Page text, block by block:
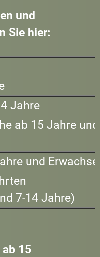
und
Sie hier:
Jahre
ab 15 Jahre und
und
7-14 Jahre)
15